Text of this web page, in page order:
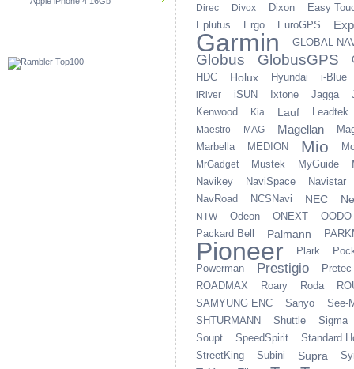
Direc Divox Dixon
Easy
Eplutus
Ergo EuroGPS
Garmin GLOBAL
Globus GlobusGPS
HDC
Holux Hyundai i-Blue
iRiver iSUN Ixtone Jagga
Kenwood
Kia Lauf Leadtek
Maestro MAG Magellan
Marbella
MEDION Mio
MrGadget Mustek MyGuide
Navikey NaviSpace
Navistar
NavRoad
NCSNavi NEC
NTW Odeon ONEXT
OODO
Packard Bell
Palmann
Pioneer Plark
Powerman
Prestigio
Pretec
ROADMAX
Roary Roda
SAMYUNG ENC
Sanyo
See-
SHTURMANN
Shuttle
Sigma
Soupt
SpeedSpirit
Standard
StreetKing
Subini Supra